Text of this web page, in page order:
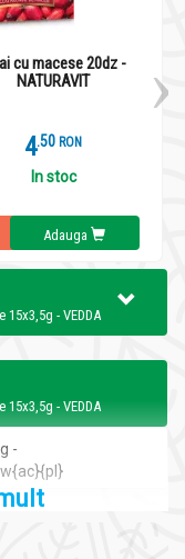
cu macese 20dz -
NATURAVIT
4.5 RON
In stoc
Adauga
- VEDDA
- VEDDA
-